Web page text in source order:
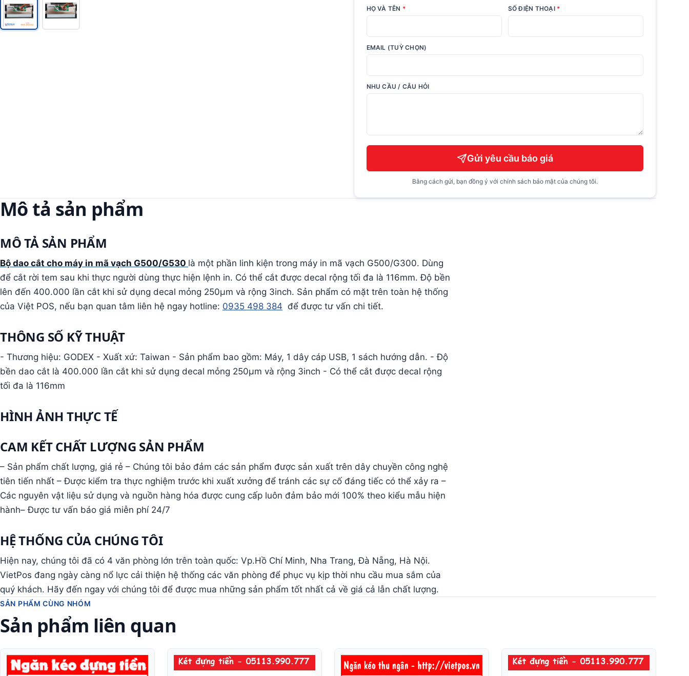
HỌ VÀ TÊN * SỐ ĐIỆN THOẠI *
EMAIL (TUỲ CHỌN)
NHU CẦU / CÂU HỎI
Gửi yêu cầu báo giá
Bằng cách gửi, bạn đồng ý với chính sách bảo mật của chúng tôi.
Mô tả sản phẩm
MÔ TẢ SẢN PHẨM
Bộ dao cắt cho máy in mã vạch G500/G530 là một phần linh kiện trong máy in mã vạch G500/G300. Dùng
để cắt rời tem sau khi thực người dùng thực hiện lệnh in. Có thể cắt được decal rộng tối đa là 116mm. Độ bền
lên đến 400.000 lần cắt khi sử dụng decal mỏng 250µm và rộng 3inch. Sản phẩm có mặt trên toàn hệ thống
của Việt POS, nếu bạn quan tâm liên hệ ngay hotline: 0935 498 384 để được tư vấn chi tiết.
THÔNG SỐ KỸ THUẬT
- Thương hiệu: GODEX - Xuất xứ: Taiwan - Sản phẩm bao gồm: Máy, 1 dây cáp USB, 1 sách hướng dẫn. - Độ
bền dao cắt là 400.000 lần cắt khi sử dụng decal mỏng 250µm và rộng 3inch - Có thể cắt được decal rộng
tối đa là 116mm
HÌNH ẢNH THỰC TẾ
CAM KẾT CHẤT LƯỢNG SẢN PHẨM
– Sản phẩm chất lượng, giá rẻ – Chúng tôi bảo đảm các sản phẩm được sản xuất trên dây chuyền công nghệ
tiên tiến nhất – Được kiểm tra thực nghiệm trước khi xuất xưởng để tránh các sự cố đáng tiếc có thể xảy ra –
Các nguyên vật liệu sử dụng và nguồn hàng hóa được cung cấp luôn đảm bảo mới 100% theo kiểu mẫu hiện
hành– Được tư vấn báo giá miễn phí 24/7
HỆ THỐNG CỦA CHÚNG TÔI
Hiện nay, chúng tôi đã có 4 văn phòng lớn trên toàn quốc: Vp.Hồ Chí Minh, Nha Trang, Đà Nẵng, Hà Nội.
VietPos đang ngày càng nổ lực cải thiện hệ thống các văn phòng để phục vụ kịp thời nhu cầu mua sắm của
quý khách. Hãy đến ngay với chúng tôi để được mua những sản phẩm tốt nhất cả về giá cả lẫn chất lượng.
SẢN PHẨM CÙNG NHÓM
Sản phẩm liên quan